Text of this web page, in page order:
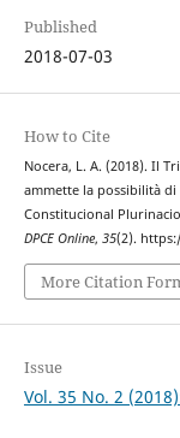
Published
2018-07-03
How to Cite
Nocera, L. A. (2018). Il
ammette la possibilità
Constitucional
DPCE Online, 35(2).
More Citation
Issue
Vol. 35 No. 2